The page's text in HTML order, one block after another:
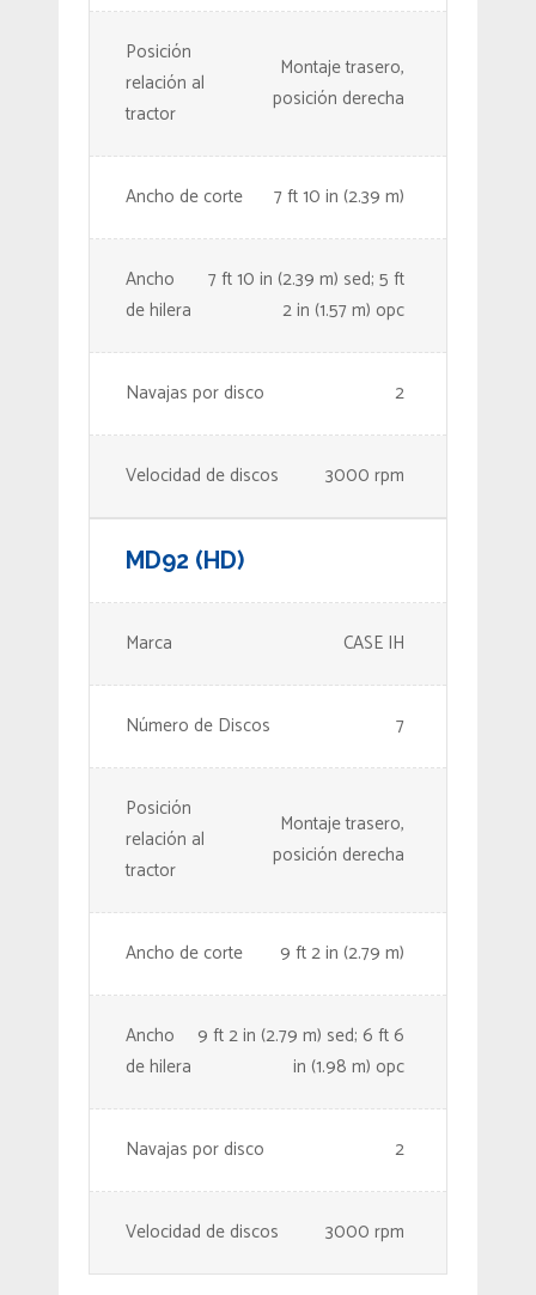
Posición
relación al
tractor
Montaje trasero,
posición derecha
Ancho de corte 7 ft 10 in (2.39 m)
Ancho
de hilera
7 ft 10 in (2.39 m) sed; 5 ft
2 in (1.57 m) opc
Navajas por disco 2
Velocidad de discos 3000 rpm
MD92 (HD)
Marca CASE IH
Número de Discos 7
Posición
relación al
tractor
Montaje trasero,
posición derecha
Ancho de corte 9 ft 2 in (2.79 m)
Ancho
de hilera
9 ft 2 in (2.79 m) sed; 6 ft 6
in (1.98 m) opc
Navajas por disco 2
Velocidad de discos 3000 rpm